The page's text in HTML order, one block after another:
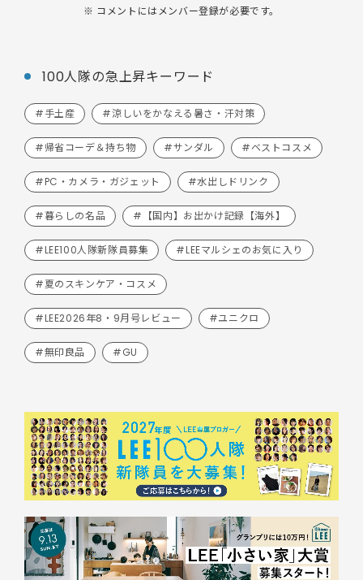
※ コメントにはメンバー登録が必要です。
100人隊の急上昇キーワード
#手土産 #涼しいをかなえる暑さ・汗対策
#帰省コーデ＆持ち物 #サンダル #ベストコスメ
#PC・カメラ・ガジェット #水出しドリンク
#暮らしの名品 #【国内】お出かけ記録【海外】
#LEE100人隊新隊員募集 #LEEマルシェのお気に入り
#夏のスキンケア・コスメ
#LEE2026年8・9月号レビュー #ユニクロ
#無印良品 #GU